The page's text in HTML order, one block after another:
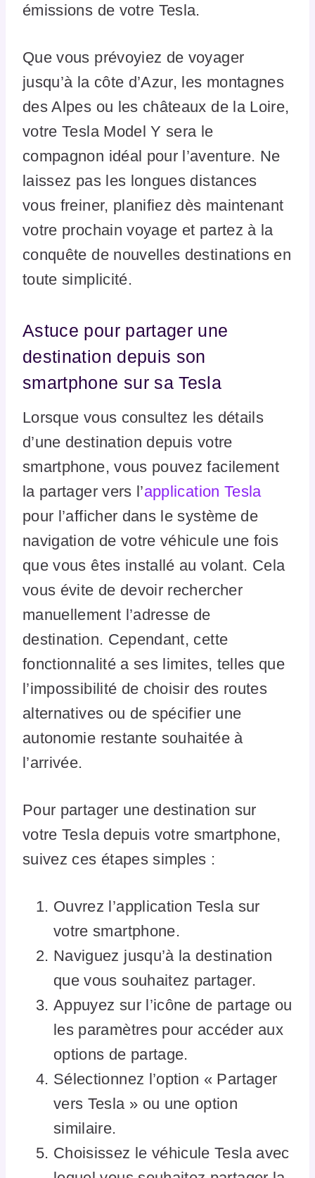
émissions de votre Tesla.
Que vous prévoyiez de voyager
jusqu’à la côte d’Azur, les montagnes
des Alpes ou les châteaux de la Loire,
votre Tesla Model Y sera le
compagnon idéal pour l’aventure. Ne
laissez pas les longues distances
vous freiner, planifiez dès maintenant
votre prochain voyage et partez à la
conquête de nouvelles destinations en
toute simplicité.
Astuce pour partager une
destination depuis son
smartphone sur sa Tesla
Lorsque vous consultez les détails
d’une destination depuis votre
smartphone, vous pouvez facilement
la partager vers l’application Tesla
pour l’afficher dans le système de
navigation de votre véhicule une fois
que vous êtes installé au volant. Cela
vous évite de devoir rechercher
manuellement l’adresse de
destination. Cependant, cette
fonctionnalité a ses limites, telles que
l’impossibilité de choisir des routes
alternatives ou de spécifier une
autonomie restante souhaitée à
l’arrivée.
Pour partager une destination sur
votre Tesla depuis votre smartphone,
suivez ces étapes simples :
Ouvrez l’application Tesla sur
votre smartphone.
Naviguez jusqu’à la destination
que vous souhaitez partager.
Appuyez sur l’icône de partage ou
les paramètres pour accéder aux
options de partage.
Sélectionnez l’option « Partager
vers Tesla » ou une option
similaire.
Choisissez le véhicule Tesla avec